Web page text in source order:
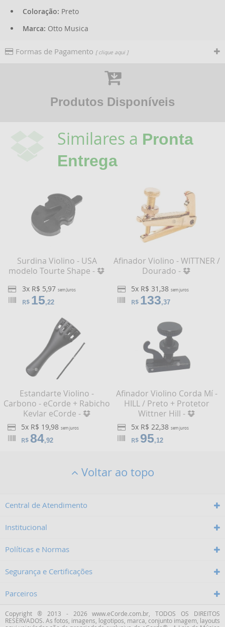
Coloração: Preto
Marca: Otto Musica
Formas de Pagamento [ clique aqui ]
Produtos Disponíveis
Similares a Pronta
Entrega
Surdina Violino - USA
modelo Tourte Shape -
3x R$ 5,97 sem Juros
R$ 15,22
Afinador Violino - WITTNER /
Dourado -
5x R$ 31,38 sem juros
R$ 133,37
Estandarte Violino -
Carbono - eCorde + Rabicho
Kevlar eCorde -
5x R$ 19,98 sem juros
R$ 84,92
Afinador Violino Corda Mí -
HILL / Preto + Protetor
Wittner Hill -
5x R$ 22,38 sem juros
R$ 95,12
Voltar ao topo
Central de Atendimento
Institucional
Políticas e Normas
Segurança e Certificações
Parceiros
Copyright ® 2013 - 2026 www.eCorde.com.br, TODOS OS DIREITOS
RESERVADOS. As fotos, imagens, logotipos, marca, conjunto imagem, layouts